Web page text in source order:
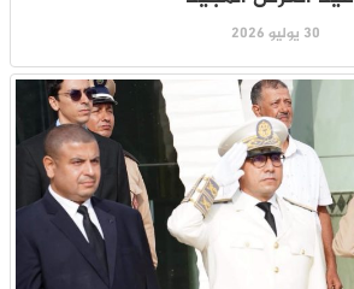
30 يوليو 2026